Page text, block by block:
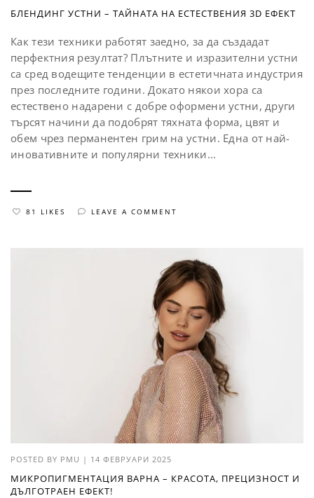
БЛЕНДИНГ УСТНИ – ТАЙНАТА НА ЕСТЕСТВЕНИЯ 3D ЕФЕКТ
Как тези техники работят заедно, за да създадат
перфектния резултат? Плътните и изразителни устни
са сред водещите тенденции в естетичната индустрия
през последните години. Докато някои хора са
естествено надарени с добре оформени устни, други
търсят начини да подобрят тяхната форма, цвят и
обем чрез перманентен грим на устни. Една от най-
иновативните и популярни техники...
81 LIKES LEAVE A COMMENT
POSTED BY PMU | 14 ФЕВРУАРИ 2025
МИКРОПИГМЕНТАЦИЯ ВАРНА – КРАСОТА, ПРЕЦИЗНОСТ И
ДЪЛГОТРАЕН ЕФЕКТ!